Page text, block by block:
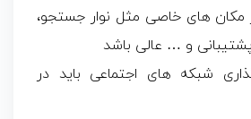
مکان های خاصی مثل نوار جستجو،
و … عالی باشد
شبکه های اجتماعی باید در